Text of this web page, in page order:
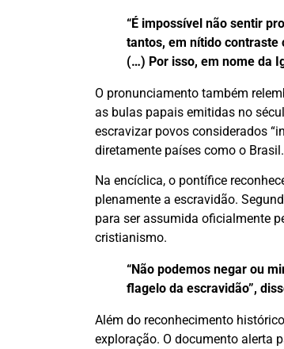
“É impossível não sentir
tantos, em nítido contraste
(…) Por isso, em nome da
O pronunciamento também
as bulas papais emitidas no
escravizar povos considerados
diretamente países como o Brasil.
Na encíclica, o pontífice
plenamente a escravidão.
para ser assumida oficialmente
cristianismo.
“Não podemos negar ou
flagelo da escravidão”,
Além do reconhecimento
exploração. O documento alerta